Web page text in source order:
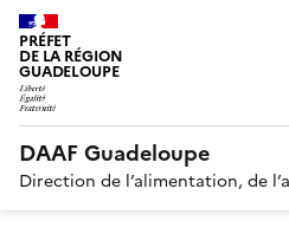
PRÉFET
DE LA RÉGION
GUADELOUPE
DAAF Guadeloupe
Direction de l’alimentation, de